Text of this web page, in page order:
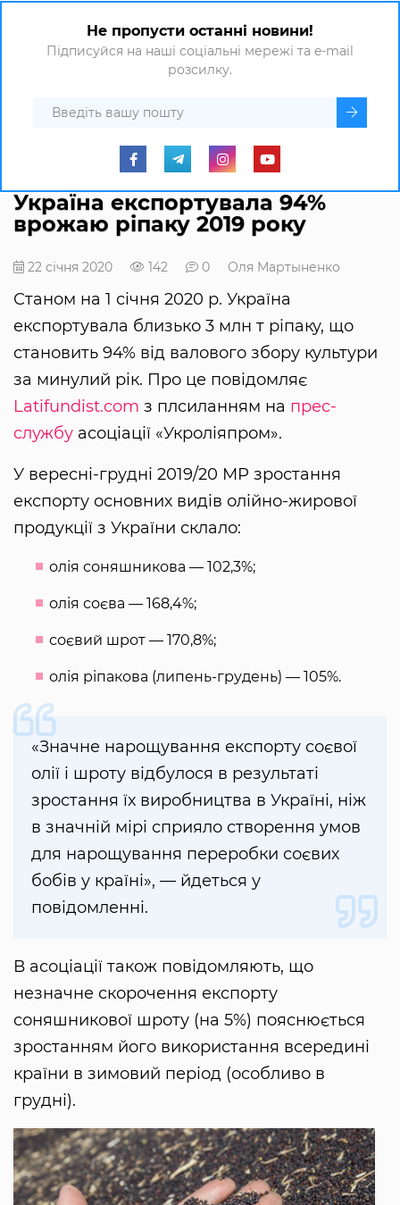
Не пропусти останні новини!
Підписуйся на наші соціальні мережі та e-mail
розсилку.
Україна експортувала 94%
врожаю ріпаку 2019 року
22 січня 2020 142 0 Оля Мартыненко
Станом на 1 січня 2020 р. Україна
експортувала близько 3 млн т ріпаку, що
становить 94% від валового збору культури
за минулий рік. Про це повідомляє
Latifundist.com з плсиланням на прес-
службу асоціації «Укроліяпром».
У вересні-грудні 2019/20 МР зростання
експорту основних видів олійно-жирової
продукції з України склало:
олія соняшникова — 102,3%;
олія соєва — 168,4%;
соєвий шрот — 170,8%;
олія ріпакова (липень-грудень) — 105%.
«Значне нарощування експорту соєвої
олії і шроту відбулося в результаті
зростання їх виробництва в Україні, ніж
в значній мірі сприяло створення умов
для нарощування переробки соєвих
бобів у країні», — йдеться у
повідомленні.
В асоціації також повідомляють, що
незначне скорочення експорту
соняшникової шроту (на 5%) пояснюється
зростанням його використання всередині
країни в зимовий період (особливо в
грудні).